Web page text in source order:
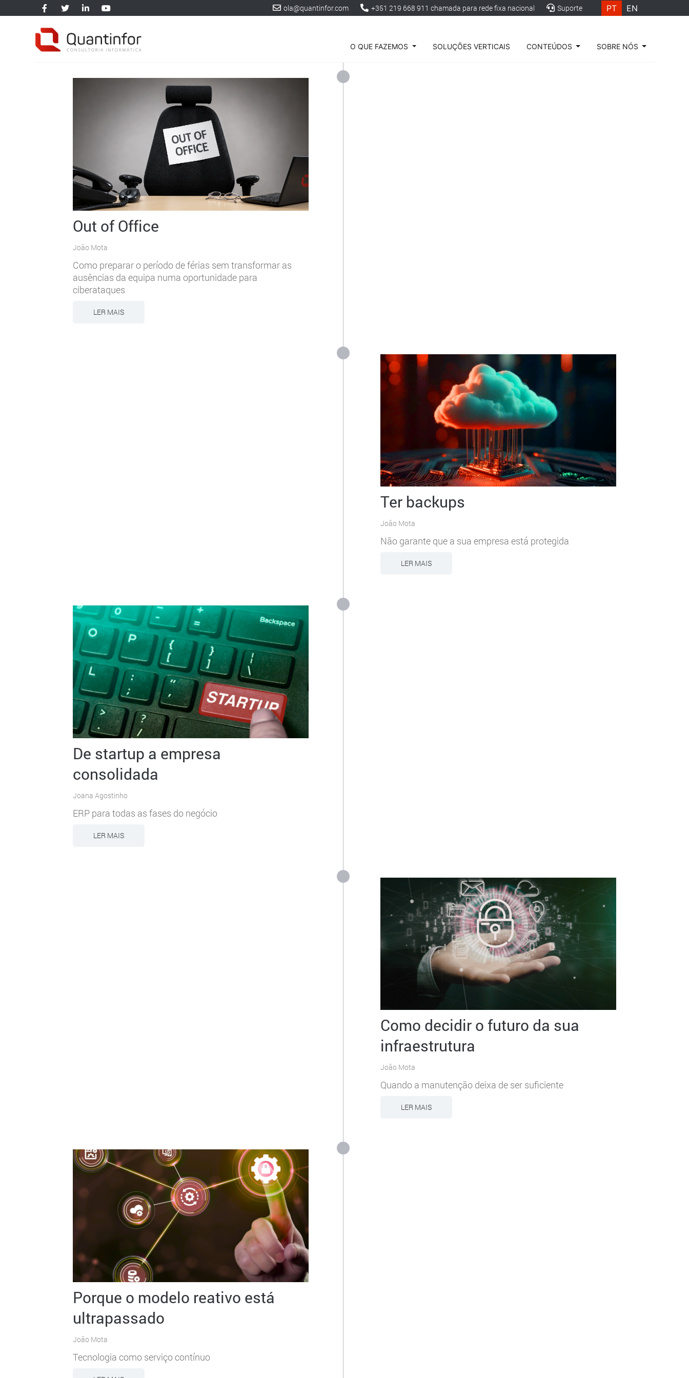
ola@quantinfor.com +351 219 668 911 chamada para rede fixa nacional Suporte PT EN
O QUE FAZEMOS SOLUÇÕES VERTICAIS CONTEÚDOS SOBRE NÓS
Out of Office
João Mota
Como preparar o período de férias sem transformar as
ausências da equipa numa oportunidade para
ciberataques
LER MAIS
Ter backups
João Mota
Não garante que a sua empresa está protegida
LER MAIS
De startup a empresa
consolidada
Joana Agostinho
ERP para todas as fases do negócio
LER MAIS
Como decidir o futuro da sua
infraestrutura
João Mota
Quando a manutenção deixa de ser suficiente
LER MAIS
Porque o modelo reativo está
ultrapassado
João Mota
Tecnologia como serviço contínuo